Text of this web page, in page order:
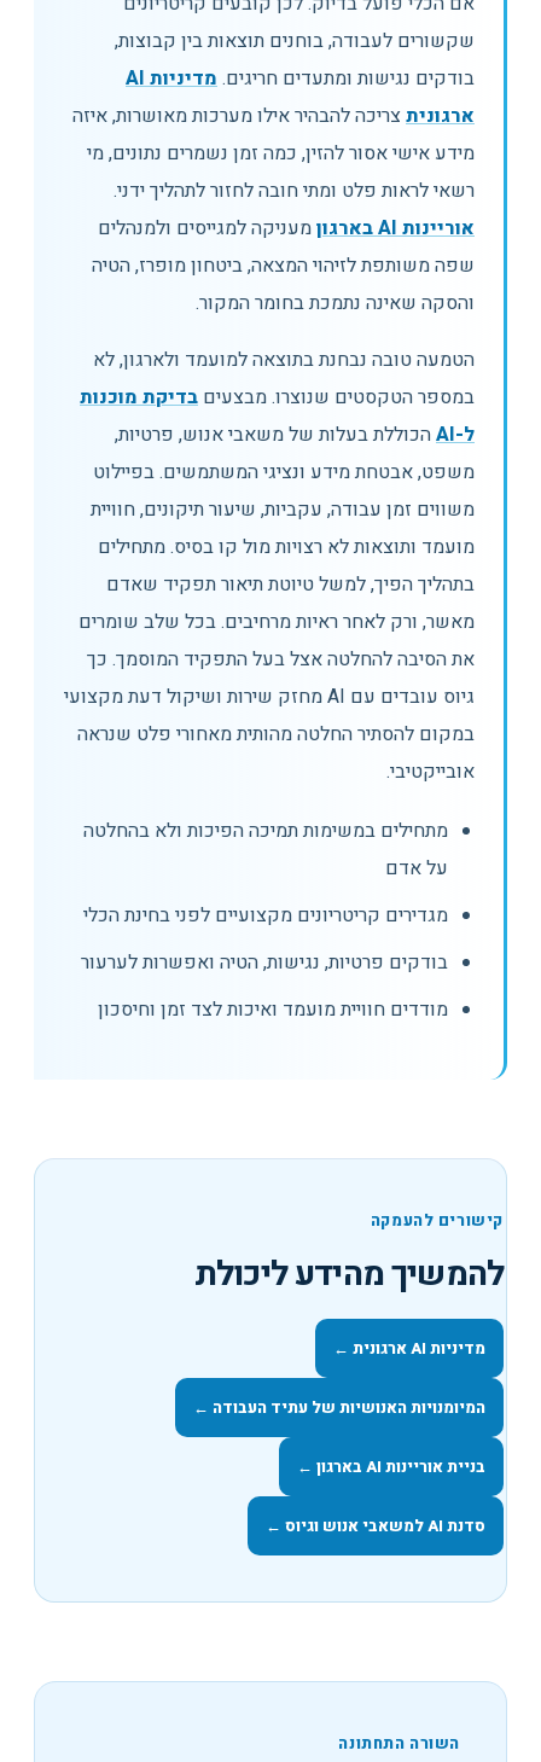
שקשורים לעבודה, בוחנים תוצאות בין קבוצות,
בודקים נגישות ומתעדים חריגים.
מדיניות AI
ארגוניתצריכה להבהיר אילו מערכות מאושרות, איזה
מידע אישי אסור להזין, כמה זמן נשמרים נתונים, מי
רשאי לראות פלט ומתי חובה לחזור לתהליך ידני.
אוריינות AI בארגון
מעניקה למגייסים ולמנהלים
שפה משותפת לזיהוי המצאה, ביטחון מופרז, הטיה
והסקה שאינה נתמכת בחומר המקור.
הטמעה טובה נבחנת בתוצאה למועמד ולארגון, לא
במספר הטקסטים שנוצרו. מבצעים בדיקת מוכנות
ל-AI
הכוללת בעלות של משאבי אנוש, פרטיות,
משפט, אבטחת מידע ונציגי המשתמשים. בפיילוט
משווים זמן עבודה, עקביות, שיעור תיקונים, חוויית
מועמד ותוצאות לא רצויות מול קו בסיס. מתחילים
בתהליך הפיך, למשל טיוטת תיאור תפקיד שאדם
מאשר, ורק לאחר ראיות מרחיבים. בכל שלב שומרים
את הסיבה להחלטה אצל בעל התפקיד המוסמך. כך
גיוס עובדים עם AI מחזק שירות ושיקול דעת מקצועי
במקום להסתיר החלטה מהותית מאחורי פלט שנראה
אובייקטיבי.
מתחילים במשימות תמיכה הפיכות ולא בהחלטה
על אדם
מגדירים קריטריונים מקצועיים לפני בחינת הכלי
בודקים פרטיות, נגישות, הטיה ואפשרות לערעור
מודדים חוויית מועמד ואיכות לצד זמן וחיסכון
קישורים להעמקה
להמשיך מהידע ליכולת
מדיניות AI ארגונית ←
המיומנויות האנושיות של עתיד העבודה ←
בניית אוריינות AI בארגון ←
סדנת AI למשאבי אנוש וגיוס ←
השורה התחתונה